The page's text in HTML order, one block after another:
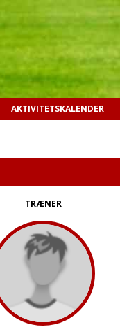
AKTIVITETSKALENDER
TRÆNER